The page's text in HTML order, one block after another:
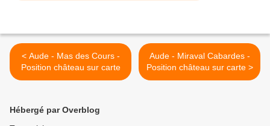
< Aude - Mas des Cours -
Position château sur carte
Aude - Miraval Cabardes -
Position château sur carte >
Hébergé par Overblog